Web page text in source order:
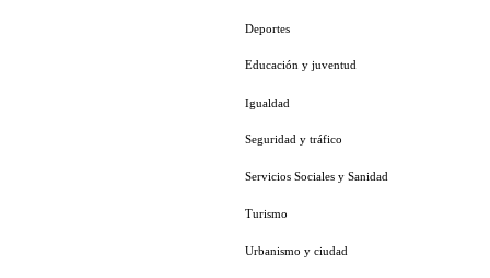
Deportes
Educación y juventud
Igualdad
Seguridad y tráfico
Servicios Sociales y Sanidad
Turismo
Urbanismo y ciudad